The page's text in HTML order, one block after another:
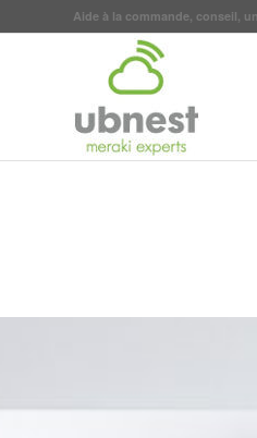
Aide à la commande, conseil,